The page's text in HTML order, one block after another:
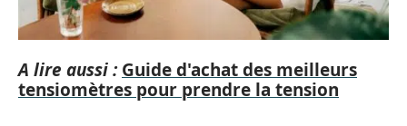
A lire aussi : Guide d'achat des meilleurs
tensiomètres pour prendre la tension